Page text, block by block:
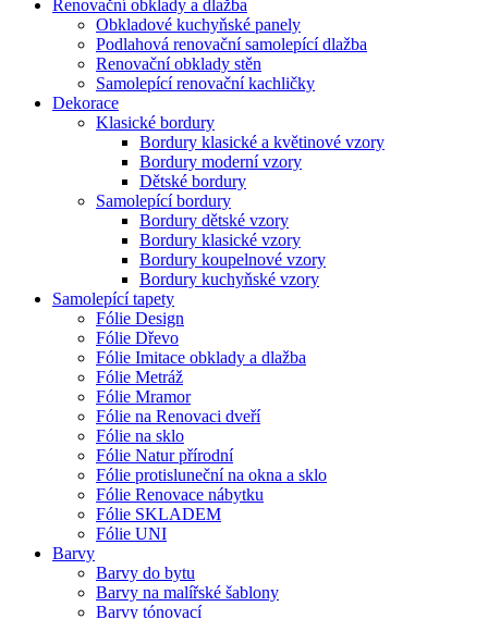
Renovační obklady a dlažba
Obkladové kuchyňské panely
Podlahová renovační samolepící dlažba
Renovační obklady stěn
Samolepící renovační kachličky
Dekorace
Klasické bordury
Bordury klasické a květinové vzory
Bordury moderní vzory
Dětské bordury
Samolepící bordury
Bordury dětské vzory
Bordury klasické vzory
Bordury koupelnové vzory
Bordury kuchyňské vzory
Samolepící tapety
Fólie Design
Fólie Dřevo
Fólie Imitace obklady a dlažba
Fólie Metráž
Fólie Mramor
Fólie na Renovaci dveří
Fólie na sklo
Fólie Natur přírodní
Fólie protisluneční na okna a sklo
Fólie Renovace nábytku
Fólie SKLADEM
Fólie UNI
Barvy
Barvy do bytu
Barvy na malířské šablony
Barvy tónovací